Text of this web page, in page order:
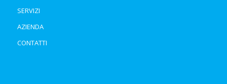
SERVIZI
AZIENDA
CONTATTI